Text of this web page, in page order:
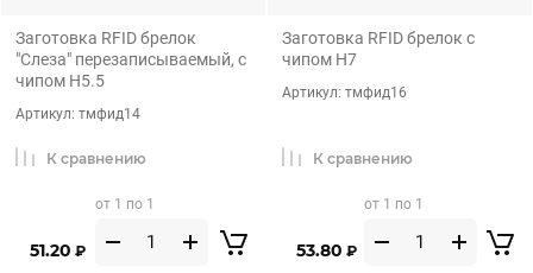
Заготовка RFID брелок
"Слеза" перезаписываемый, с
чипом H5.5
Артикул: тмфид14
51.20 ₽
от 1 по 1
К сравнению
Заготовка RFID брелок с
чипом H7
Артикул: тмфид16
53.80 ₽
от 1 по 1
К сравнению